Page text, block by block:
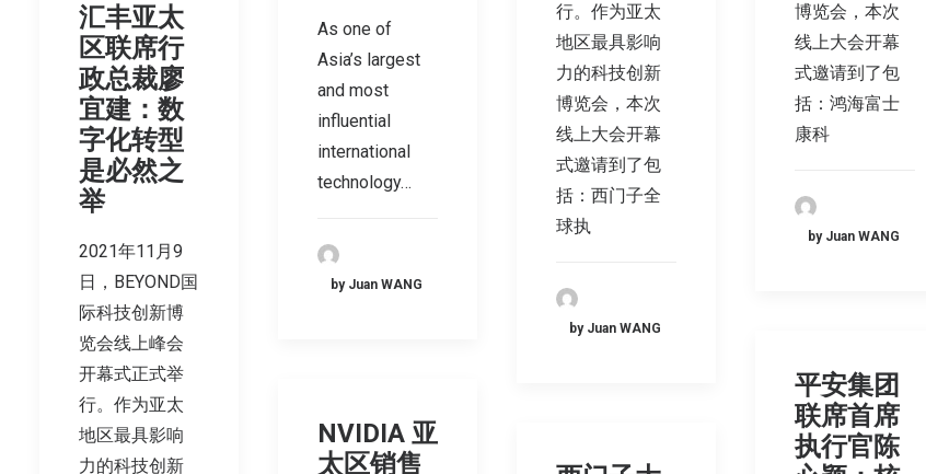
As one of
Asia’s largest
and most
influential
international
technology…
by Juan WANG
行。作为亚太
地区最具影响
力的科技创新
博览会，本次
线上大会开幕
式邀请到了包
括：西门子全
球执
by Juan WANG
博览会，本次
线上大会开幕
式邀请到了包
括：鸿海富士
康科
by Juan WANG
汇丰亚太
区联席行
政总裁廖
宜建：数
字化转型
是必然之
举
2021年11月9
日，BEYOND国
际科技创新博
览会线上峰会
开幕式正式举
行。作为亚太
地区最具影响
力的科技创新
平安集团
联席首席
执行官陈
NVIDIA 亚
太区销售